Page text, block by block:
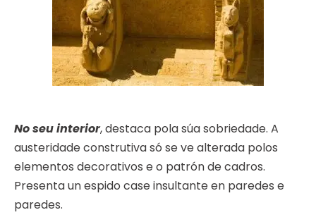
No seu interior, destaca pola súa sobriedade. A
austeridade construtiva só se ve alterada polos
elementos decorativos e o patrón de cadros.
Presenta un espido case insultante en paredes e
paredes.